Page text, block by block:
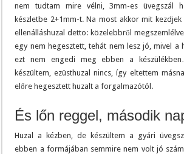
nem tudtam mire vélni, 3mm-es üvegszál
készletbe 2+1mm-t. Na most akkor mit kezdjek
ellenálláshuzal detto: közelebbről
egy nem hegesztett, tehát nem lesz jó, mivel a
ezt nem engedi meg ebben a
készültem, ezüsthuzal nincs, így eltettem
előre hegesztett huzalt a forgalmazótól.
És lőn reggel, második
Huzal a kézben, de készültem a gyári
ebben a formájában semmire nem volt jó